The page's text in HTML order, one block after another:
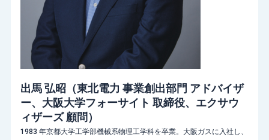
出馬 弘昭（東北電力 事業創出部門 アドバイザ
ー、 大阪大学フォーサイト 取締役、 エクサウ
ィザーズ 顧問）
1983 年京都大学工学部機械系物理工学科を卒業。大阪ガスに入社し、